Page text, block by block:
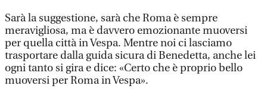
Sarà la suggestione, sarà che Roma è sempre
meravigliosa, ma è davvero emozionante muoversi
per quella città in Vespa. Mentre noi ci lasciamo
trasportare dalla guida sicura di Benedetta, anche lei
ogni tanto si gira e dice: «Certo che è proprio bello
muoversi per Roma in Vespa».